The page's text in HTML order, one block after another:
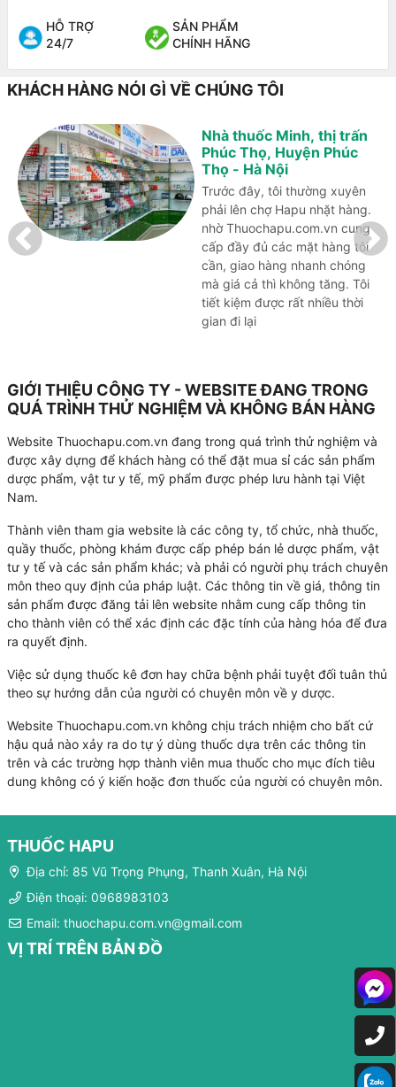
HỖ TRỢ
24/7
SẢN PHẨM
CHÍNH HÃNG
KHÁCH HÀNG NÓI GÌ VỀ CHÚNG TÔI
Nhà thuốc Minh, thị trấn
Phúc Thọ, Huyện Phúc
Thọ - Hà Nội
Trước đây, tôi thường xuyên
phải lên chợ Hapu nhặt hàng.
nhờ Thuochapu.com.vn cung
cấp đầy đủ các mặt hàng tôi
cần, giao hàng nhanh chóng
mà giá cả thì không tăng. Tôi
tiết kiệm được rất nhiều thời
gian đi lại
GIỚI THIỆU CÔNG TY - WEBSITE ĐANG TRONG
QUÁ TRÌNH THỬ NGHIỆM VÀ KHÔNG BÁN HÀNG
Website Thuochapu.com.vn đang trong quá trình thử nghiệm và
được xây dựng để khách hàng có thể đặt mua sỉ các sản phẩm
dược phẩm, vật tư y tế, mỹ phẩm được phép lưu hành tại Việt
Nam.
Thành viên tham gia website là các công ty, tổ chức, nhà thuốc,
quầy thuốc, phòng khám được cấp phép bán lẻ dược phẩm, vật
tư y tế và các sản phẩm khác; và phải có người phụ trách chuyên
môn theo quy định của pháp luật. Các thông tin về giá, thông tin
sản phẩm được đăng tải lên website nhằm cung cấp thông tin
cho thành viên có thể xác định các đặc tính của hàng hóa để đưa
ra quyết định.
Việc sử dụng thuốc kê đơn hay chữa bệnh phải tuyệt đối tuân thủ
theo sự hướng dẫn của người có chuyên môn về y dược.
Website Thuochapu.com.vn không chịu trách nhiệm cho bất cứ
hậu quả nào xảy ra do tự ý dùng thuốc dựa trên các thông tin
trên và các trường hợp thành viên mua thuốc cho mục đích tiêu
dung không có ý kiến hoặc đơn thuốc của người có chuyên môn.
THUỐC HAPU
Địa chỉ: 85 Vũ Trọng Phụng, Thanh Xuân, Hà Nội
Điện thoại: 0968983103
Email: thuochapu.com.vn@gmail.com
VỊ TRÍ TRÊN BẢN ĐỒ